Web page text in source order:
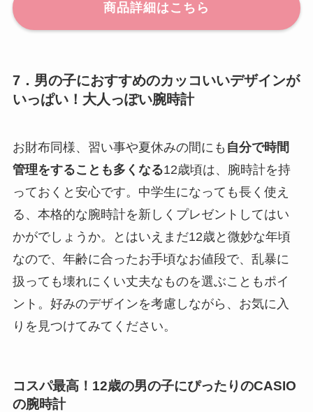
商品詳細はこちら
7．男の子におすすめのカッコいいデザインが
いっぱい！大人っぽい腕時計
お財布同様、習い事や夏休みの間にも 自分で時間
管理をすることも多くなる12歳頃は、腕時計を持
っておくと安心です。中学生になっても長く使え
る、本格的な腕時計を新しくプレゼントしてはい
かがでしょうか。とはいえまだ12歳と微妙な年頃
なので、年齢に合ったお手頃なお値段で、乱暴に
扱っても壊れにくい丈夫なものを選ぶこともポイ
ント。好みのデザインを考慮しながら、お気に入
りを見つけてみてください。
コスパ最高！12歳の男の子にぴったりのCASIO
の腕時計